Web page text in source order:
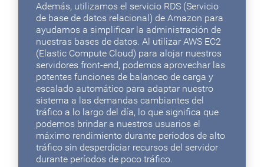
Además, utilizamos el servicio RDS (Servicio
de base de datos relacional) de Amazon para
ayudarnos a simplificar la administración de
nuestras bases de datos. Al utilizar AWS EC2
(Elastic Compute Cloud) para alojar nuestros
servidores front-end, podemos aprovechar las
potentes funciones de balanceo de carga y
escalado automático para adaptar nuestro
sistema a las demandas cambiantes del
tráfico a lo largo del día, lo que significa que
podemos brindar a nuestros usuarios el
máximo rendimiento durante períodos de alto
tráfico sin desperdiciar recursos del servidor
durante períodos de poco tráfico.